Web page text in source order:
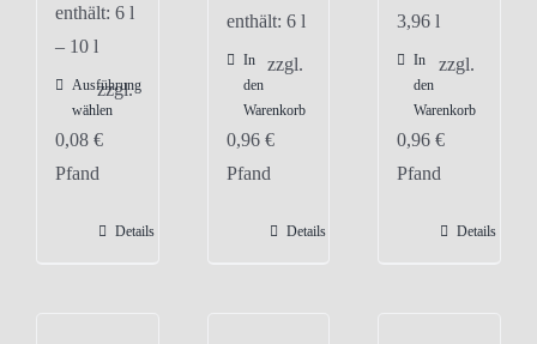
enthält: 6 l
– 10 l
Ausführung
wählen
Dieses
Produkt
Varianten
zzgl.
0,08 €
Pfand
Details
enthält: 6 l
In
den
Warenkorb
zzgl.
0,96 €
Pfand
Details
3,96l
In
den
Warenkorb
zzgl.
0,96€
Pfand
Details